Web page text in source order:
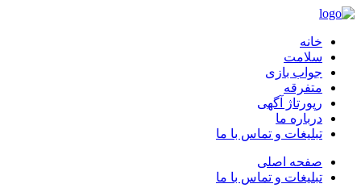
خانه
سلامت
جواب بازی
متفرقه
رپورتاژ آگهی
درباره ما
تبلیغات و تماس با ما
صفحه اصلی
تبلیغات و تماس با ما